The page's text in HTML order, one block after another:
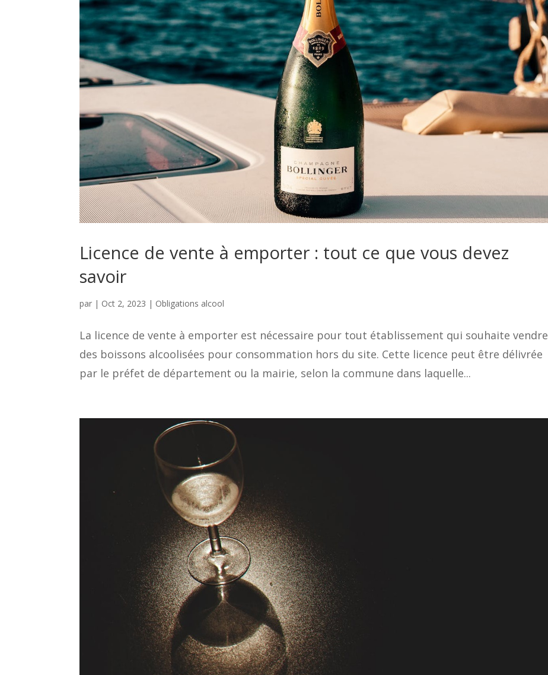
Licence de vente à emporter : tout ce que vous devez
savoir
par | Oct 2, 2023 | Obligations alcool
La licence de vente à emporter est nécessaire pour tout établissement qui souhaite vendre
des boissons alcoolisées pour consommation hors du site. Cette licence peut être délivrée
par le préfet de département ou la mairie, selon la commune dans laquelle...